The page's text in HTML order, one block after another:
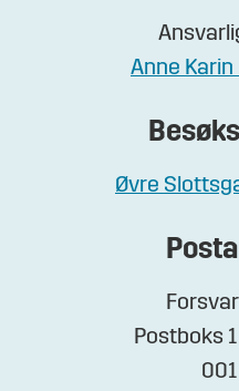
Anne Karin
Øvre
Postboks